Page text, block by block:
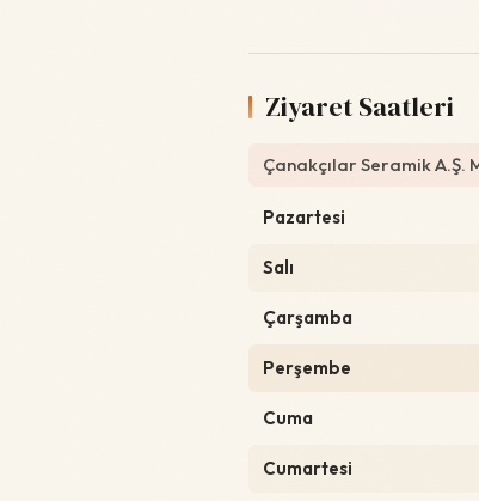
Ziyaret Saatleri
Çanakçılar Seramik A.Ş.
Pazartesi
Salı
Çarşamba
Perşembe
Cuma
Cumartesi